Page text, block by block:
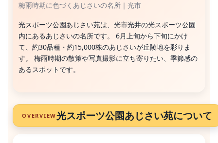
梅雨時期に色づくあじさいの名所｜光市
光スポーツ公園あじさい苑は、光市光井の光スポーツ公園
内にあるあじさいの名所です。 6月上旬から下旬にかけ
て、約30品種・約15,000株のあじさいが丘陵地を彩りま
す。 梅雨時期の散策や写真撮影に立ち寄りたい、季節感の
あるスポットです。
OVERVIEW光スポーツ公園あじさい苑について